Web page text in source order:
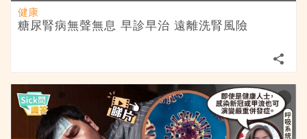
健康
糖尿腎病無聲無息 早診早治 遠離洗腎風險